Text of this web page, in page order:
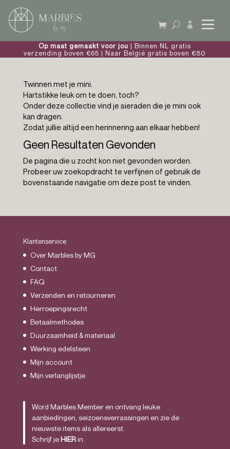

Op maat gemaakt voor jou | Binnen NL gratis
verzending boven €65 | Naar België gratis boven €80
Twinnen met je mini.
Hartstikke leuk om te doen, toch?
Onder deze collectie vind je sieraden die je mini ook
kan dragen.
Zodat jullie altijd een herinnering aan elkaar hebben!
Geen Resultaten Gevonden
De pagina die u zocht kon niet gevonden worden.
Probeer uw zoekopdracht te verfijnen of gebruik de
bovenstaande navigatie om deze post te vinden.
Klantenservice
Over Marbles by MG
Contact
FAQ
Verzenden en retourneren
Herroepingsrecht
Betaalmethodes
Duurzaamheid & materiaal
Werking edelsteen
Mijn account
Mijn verlanglijstje
Word Marbles Member en ontvang leuke
aanbiedingen, seizoensverrassingen en zie de
nieuwste items als allereerst.
Schrijf jeHIERin.